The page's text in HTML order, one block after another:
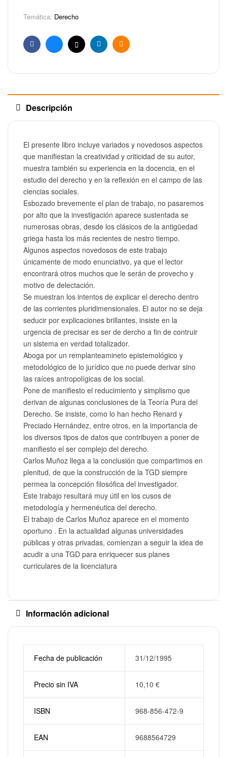
Temática: Derecho
FacebookBlueskyX LinkedinEmail
Descripción
El presente libro incluye variados y novedosos aspectos
que manifiestan la creatividad y criticidad de su autor,
muestra también su experiencia en la docencia, en el
estudio del derecho y en la reflexión en el campo de las
ciencias sociales.
Esbozado brevemente el plan de trabajo, no pasaremos
por alto que la investigación aparece sustentada se
numerosas obras, desde los clásicos de la antigüedad
griega hasta los más recientes de nestro tiempo.
Algunos aspectos novedosos de este trabajo
únicamente de modo enunciativo, ya que el lector
encontrará otros muchos que le serán de provecho y
motivo de delectación.
Se muestran los intentos de explicar el derecho dentro
de las corrientes pluridimensionales. El autor no se deja
seducir por explicaciones brillantes, insiste en la
urgencia de precisar es ser de dercho a fin de contruir
un sistema en verdad totalizador.
Aboga por un remplanteamineto epistemológico y
metodológico de lo jurídico que no puede derivar sino
las raíces antropolígicas de los social.
Pone de manifiesto el reducimiento y simplismo que
derivan de algunas conclusiones de la Teoría Pura del
Derecho. Se insiste, como lo han hecho Renard y
Preciado Hernández, entre otros, en la importancia de
los diversos tipos de datos que contribuyen a poner de
manifiesto el ser complejo del derecho.
Carlos Muñoz llega a la conclusión que compartimos en
plenitud, de que la construcción de la TGD siempre
permea la concepción filosófica del investigador.
Este trabajo resultará muy útil en los cusos de
metodología y hermenéutica del derecho.
El trabajo de Carlos Muñoz aparece en el momento
oportuno . En la actualidad algunas universidades
públicas y otras privadas, comienzan a seguir la idea de
acudir a una TGD para enriquecer sus planes
curriculares de la licenciatura
Información adicional
Fecha de publicación 31/12/1995
Precio sin IVA 10,10 €
ISBN 968-856-472-9
EAN 9688564729